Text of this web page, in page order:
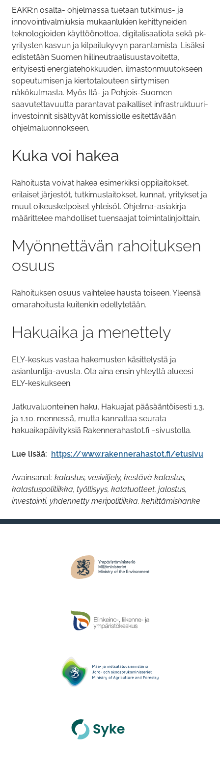
EAKR:n osalta- ohjelmassa tuetaan tutkimus- ja
innovointivalmiuksia mukaanlukien kehittyneiden
teknologioiden käyttöönottoa, digitalisaatiota sekä pk-
yritysten kasvun ja kilpailukyvyn parantamista. Lisäksi
edistetään Suomen hiilineutraalisuustavoitetta,
erityisesti energiatehokkuuden, ilmastonmuutokseen
sopeutumisen ja kiertotalouteen siirtymisen
näkökulmasta. Myös Itä- ja Pohjois-Suomen
saavutettavuutta parantavat paikalliset infrastruktuuri-
investoinnit sisältyvät komissiolle esitettävään
ohjelmaluonnokseen.
Kuka voi hakea
Rahoitusta voivat hakea esimerkiksi oppilaitokset,
erilaiset järjestöt, tutkimuslaitokset, kunnat, yritykset ja
muut oikeuskelpoiset yhteisöt. Ohjelma-asiakirja
määrittelee mahdolliset tuensaajat toimintalinjoittain.
Myönnettävän rahoituksen
osuus
Rahoituksen osuus vaihtelee hausta toiseen. Yleensä
omarahoitusta kuitenkin edellytetään.
Hakuaika ja menettely
ELY-keskus vastaa hakemusten käsittelystä ja
asiantuntija-avusta. Ota aina ensin yhteyttä alueesi
ELY-keskukseen.
Jatkuvaluonteinen haku. Hakuajat pääsääntöisesti 1.3.
ja 1.10. mennessä, mutta kannattaa seurata
hakuaikapäivityksiä Rakennerahastot.fi –sivustolla.
Lue lisää: https://www.rakennerahastot.fi/etusivu
Avainsanat: kalastus, vesiviljely, kestävä kalastus,
kalastuspolitiikka, työllisyys, kalatuotteet, jalostus,
investointi, yhdennetty meripolitiikka, kehittämishanke